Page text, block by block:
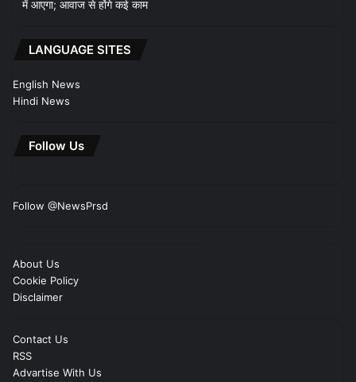
में आएगा; आवाज से होंगे कई काम
LANGUAGE SITES
English News
Hindi News
Follow Us
Follow @NewsPrsd
About Us
Cookie Policy
Disclaimer
Contact Us
RSS
Advartise With Us